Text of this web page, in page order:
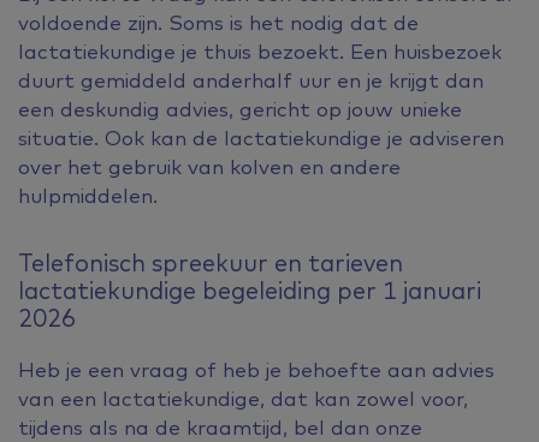
voldoende zijn. Soms is het nodig dat de
lactatiekundige je thuis bezoekt. Een huisbezoek
duurt gemiddeld anderhalf uur en je krijgt dan
een deskundig advies, gericht op jouw unieke
situatie. Ook kan de lactatiekundige je adviseren
over het gebruik van kolven en andere
hulpmiddelen.
Telefonisch spreekuur en tarieven
lactatiekundige begeleiding per 1 januari
2026
Heb je een vraag of heb je behoefte aan advies
van een lactatiekundige, dat kan zowel voor,
tijdens als na de kraamtijd, bel dan onze